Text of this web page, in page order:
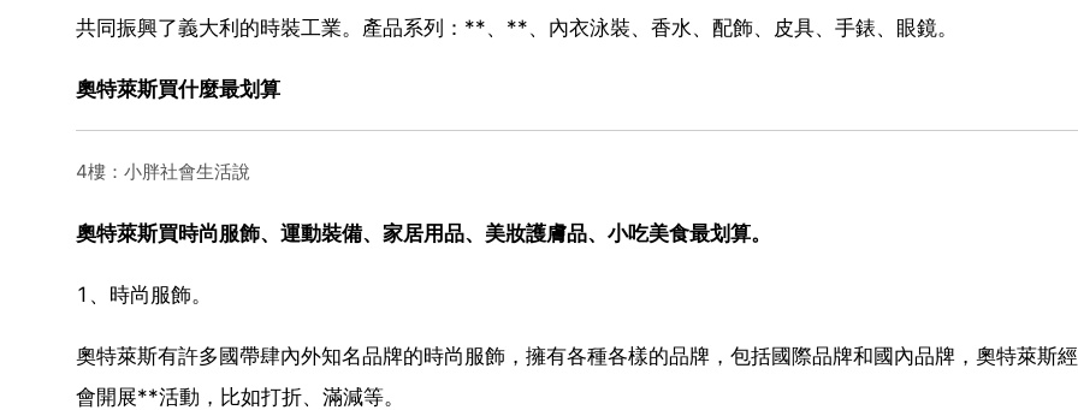
共同振興了義大利的時裝工業。產品系列：**、**、內衣泳裝、香水、配飾、皮具、手錶、眼鏡。
奧特萊斯買什麼最划算
4樓：小胖社會生活說
奧特萊斯買時尚服飾、運動裝備、家居用品、美妝護膚品、小吃美食最划算。
1、時尚服飾。
奧特萊斯有許多國帶肆內外知名品牌的時尚服飾，擁有各種各樣的品牌，包括國際品牌和國內品牌，奧特萊斯
會開展**活動，比如打折、滿減等。